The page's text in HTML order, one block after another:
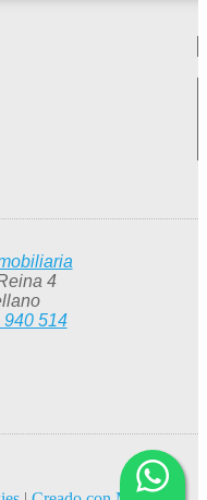
4
940 514